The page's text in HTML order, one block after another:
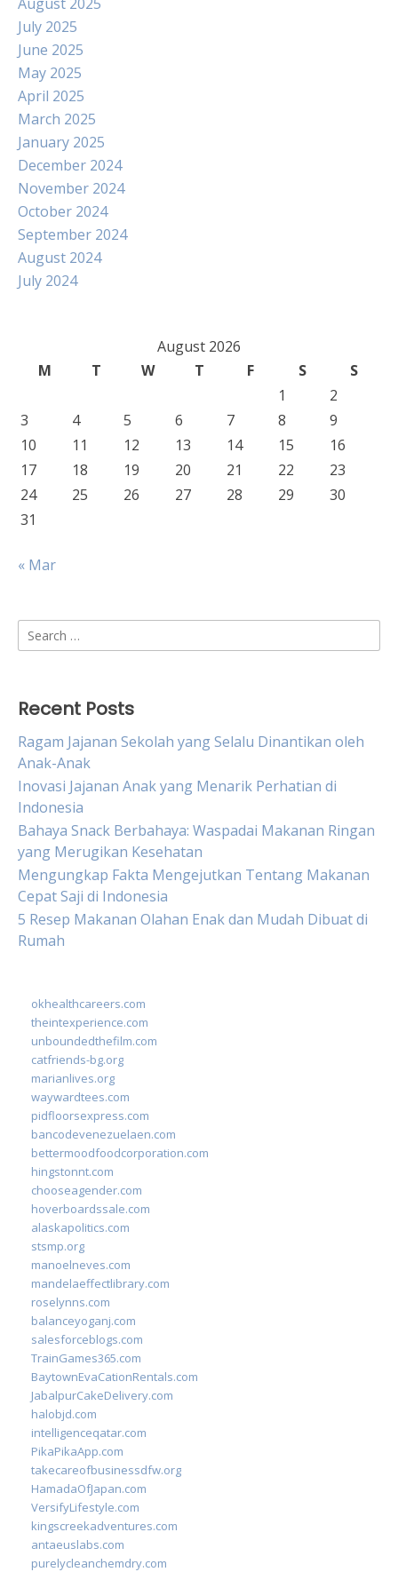
July 2025
June 2025
May 2025
April 2025
March 2025
January 2025
December 2024
November 2024
October 2024
September 2024
August 2024
July 2024
August 2026
M
T W T F S
S
1
2
3
4 5 6 7 8
9
10
11 12 13 14 15
16
17
18 19 20 21 22
23
24
25 26 27 28 29
30
31
« Mar
Search
for:
Recent Posts
Ragam Jajanan Sekolah yang Selalu Dinantikan oleh
Anak-Anak
Inovasi Jajanan Anak yang Menarik Perhatian di
Indonesia
Bahaya Snack Berbahaya: Waspadai Makanan Ringan
yang Merugikan Kesehatan
Mengungkap Fakta Mengejutkan Tentang Makanan
Cepat Saji di Indonesia
5 Resep Makanan Olahan Enak dan Mudah Dibuat di
Rumah
okhealthcareers.com
theintexperience.com
unboundedthefilm.com
catfriends-bg.org
marianlives.org
waywardtees.com
pidfloorsexpress.com
bancodevenezuelaen.com
bettermoodfoodcorporation.com
hingstonnt.com
chooseagender.com
hoverboardssale.com
alaskapolitics.com
stsmp.org
manoelneves.com
mandelaeffectlibrary.com
roselynns.com
balanceyoganj.com
salesforceblogs.com
TrainGames365.com
BaytownEvaCationRentals.com
JabalpurCakeDelivery.com
halobjd.com
intelligenceqatar.com
PikaPikaApp.com
takecareofbusinessdfw.org
HamadaOfJapan.com
VersifyLifestyle.com
kingscreekadventures.com
antaeuslabs.com
purelycleanchemdry.com